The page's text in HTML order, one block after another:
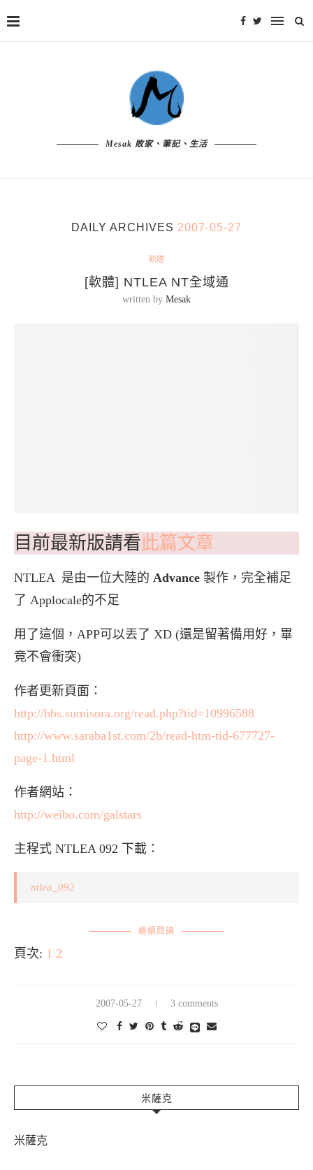
Mesak 敗家、筆記、生活
DAILY ARCHIVES 2007-05-27
軟體
[軟體] NTLEA NT全域通
written by Mesak
目前最新版請看此篇文章
NTLEA 是由一位大陸的 Advance 製作，完全補足
了 Applocale的不足
用了這個，APP可以丟了 XD (還是留著備用好，畢
竟不會衝突)
作者更新頁面：
http://bbs.sumisora.org/read.php?tid=10996588
http://www.saraba1st.com/2b/read-htm-tid-677727-
page-1.html
作者網站：
http://weibo.com/galstars
主程式 NTLEA 092 下載：
ntlea_092
繼續閱讀
頁次: 1 2
2007-05-27 3 comments
米薩克
米薩克